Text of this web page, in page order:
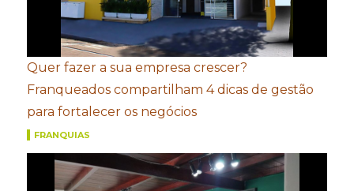
Quer fazer a sua empresa crescer?
Franqueados compartilham 4 dicas de gestão
para fortalecer os negócios
FRANQUIAS